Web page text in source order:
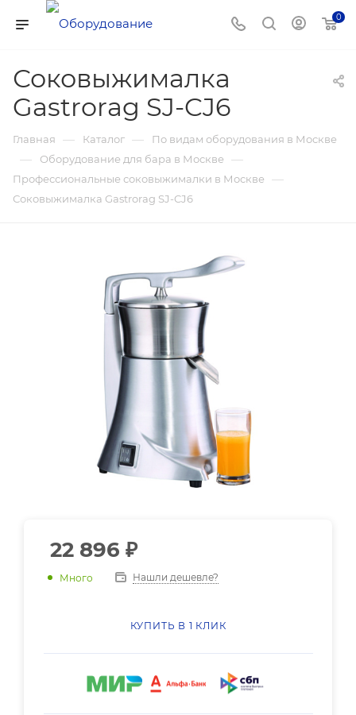
0
Соковыжималка
Gastrorag SJ-CJ6
Главная — Каталог — По видам оборудования в Москве
— Оборудование для бара в Москве —
Профессиональные соковыжималки в Москве —
Соковыжималка Gastrorag SJ-CJ6
22 896 ₽
Много Нашли дешевле?
КУПИТЬ В 1 КЛИК